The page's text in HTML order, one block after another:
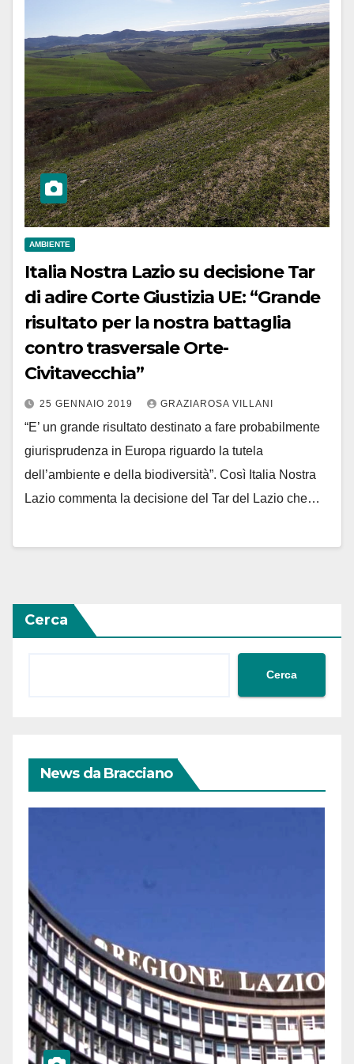
AMBIENTE
Italia Nostra Lazio su decisione Tar
di adire Corte Giustizia UE: “Grande
risultato per la nostra battaglia
contro trasversale Orte-
Civitavecchia”
25 GENNAIO 2019 GRAZIAROSA VILLANI
“E’ un grande risultato destinato a fare probabilmente
giurisprudenza in Europa riguardo la tutela
dell’ambiente e della biodiversità”. Così Italia Nostra
Lazio commenta la decisione del Tar del Lazio che…
Cerca
Cerca
News da Bracciano